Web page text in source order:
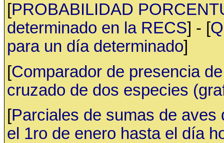
[PROBABILIDAD
determinado en la RECS] - [
para un día determinado]
[Comparador de presencia
cruzado de dos especies
[Parciales de sumas de
el 1ro de enero hasta el día